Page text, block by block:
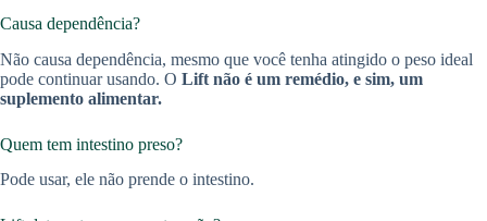
Causa dependência?
Não causa dependência, mesmo que você tenha atingido o peso ideal
pode continuar usando. O Lift não é um remédio, e sim, um
suplemento alimentar.
Quem tem intestino preso?
Pode usar, ele não prende o intestino.